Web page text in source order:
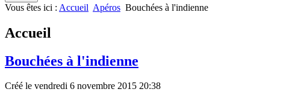
Vous êtes ici : Accueil Apéros Bouchées à l'indienne
Accueil
Bouchées à l'indienne
Créé le vendredi 6 novembre 2015 20:38